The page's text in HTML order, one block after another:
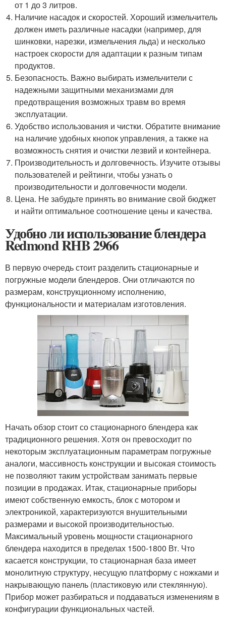
от 1 до 3 литров.
Наличие насадок и скоростей. Хороший измельчитель
должен иметь различные насадки (например, для
шинковки, нарезки, измельчения льда) и несколько
настроек скорости для адаптации к разным типам
продуктов.
Безопасность. Важно выбирать измельчители с
надежными защитными механизмами для
предотвращения возможных травм во время
эксплуатации.
Удобство использования и чистки. Обратите внимание
на наличие удобных кнопок управления, а также на
возможность снятия и очистки лезвий и контейнера.
Производительность и долговечность. Изучите отзывы
пользователей и рейтинги, чтобы узнать о
производительности и долговечности модели.
Цена. Не забудьте принять во внимание свой бюджет
и найти оптимальное соотношение цены и качества.
Удобно ли использование блендера
Redmond RHB 2966
В первую очередь стоит разделить стационарные и
погружные модели блендеров. Они отличаются по
размерам, конструкционному исполнению,
функциональности и материалам изготовления.
Начать обзор стоит со стационарного блендера как
традиционного решения. Хотя он превосходит по
некоторым эксплуатационным параметрам погружные
аналоги, массивность конструкции и высокая стоимость
не позволяют таким устройствам занимать первые
позиции в продажах. Итак, стационарные приборы
имеют собственную емкость, блок с мотором и
электроникой, характеризуются внушительными
размерами и высокой производительностью.
Максимальный уровень мощности стационарного
блендера находится в пределах 1500-1800 Вт. Что
касается конструкции, то стационарная база имеет
монолитную структуру, несущую платформу с ножками и
накрывающую панель (пластиковую или стеклянную).
Прибор может разбираться и поддаваться изменениям в
конфигурации функциональных частей.